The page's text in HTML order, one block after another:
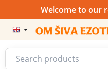
Welcome to our